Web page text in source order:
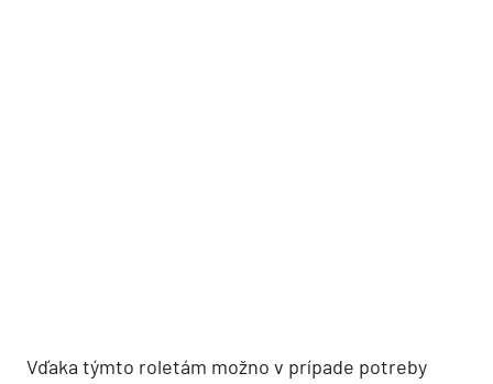
Vďaka týmto roletám možno v prípade potreby